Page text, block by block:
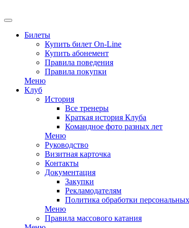
Билеты
Купить билет On-Line
Купить абонемент
Правила поведения
Правила покупки
Меню
Клуб
История
Все тренеры
Краткая история Клуба
Командное фото разных лет
Меню
Руководство
Визитная карточка
Контакты
Документация
Закупки
Рекламодателям
Политика обработки
Меню
Правила массового катания